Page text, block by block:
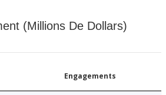
(Millions De Dollars)
Engagements